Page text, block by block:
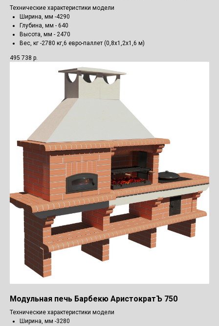
Технические характеристики модели
Ширина, мм -4290
Глубина, мм - 640
Высота, мм - 2470
Вес, кг -2780 кг,6 евро-паллет (0,8х1,2х1,6 м)
495 738 р.
Модульная печь Барбекю АристократЪ 750
Технические характеристики модели
Ширина, мм -3280